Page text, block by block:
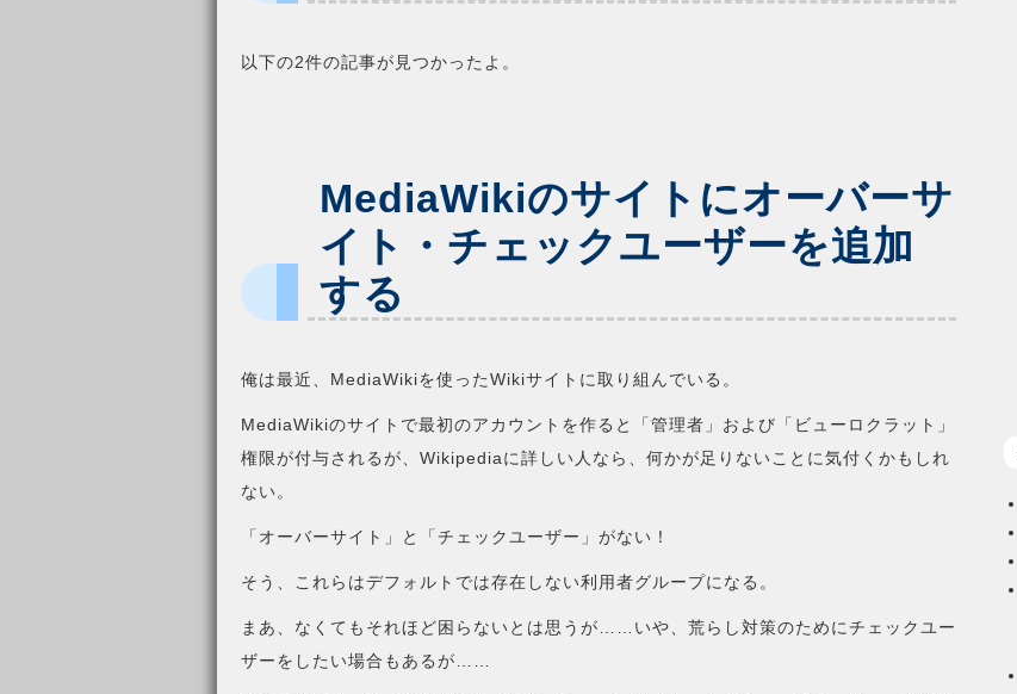
以下の2件の記事が見つかったよ。
MediaWikiのサイトにオーバーサ
イト・チェックユーザーを追加
する
俺は最近、MediaWikiを使ったWikiサイトに取り組んでいる。
MediaWikiのサイトで最初のアカウントを作ると「管理者」および「ビューロクラット」
権限が付与されるが、Wikipediaに詳しい人なら、何かが足りないことに気付くかもしれ
ない。
「オーバーサイト」と「チェックユーザー」がない！
そう、これらはデフォルトでは存在しない利用者グループになる。
まあ、なくてもそれほど困らないとは思うが……いや、荒らし対策のためにチェックユー
ザーをしたい場合もあるが……